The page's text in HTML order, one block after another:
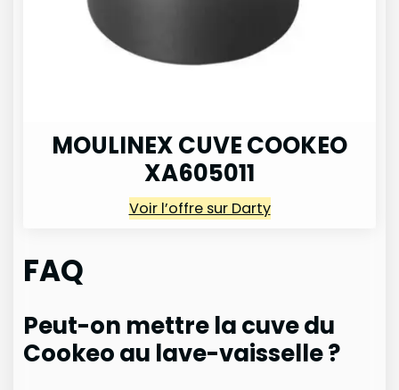
MOULINEX CUVE COOKEO
XA605011
Voir l’offre sur Darty
FAQ
Peut-on mettre la cuve du
Cookeo au lave-vaisselle ?